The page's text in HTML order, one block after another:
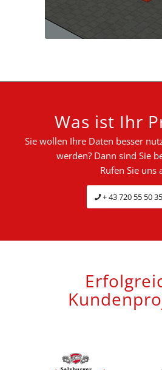
Was ist Ihr
Sie wollen Ihre Daten besser
werden? Dann sind Sie
Rufen Sie uns
+ 43 720 55 50